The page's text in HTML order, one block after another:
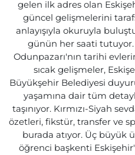
gelen ilk adres olan
güncel gelişmelerini
anlayışıyla okuruyla
günün her saati tutuyor.
Odunpazarı'nın tarihi
sıcak gelişmeler,
Büyükşehir Belediyesi
yaşamına dair tüm
taşınıyor. Kırmızı-Siyah
özetleri, fikstür, transfer ve
burada atıyor. Üç büyük
öğrenci başkenti